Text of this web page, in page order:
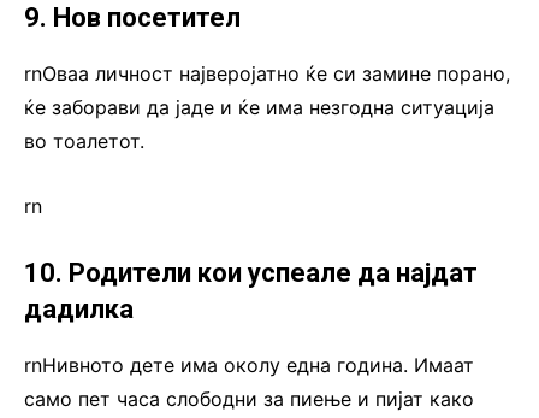
9. Нов посетител
rnОваа личност најверојатно ќе си замине порано,
ќе заборави да јаде и ќе има незгодна ситуација
во тоалетот.
rn
10. Родители кои успеале да најдат
дадилка
rnНивното дете има околу една година. Имаат
само пет часа слободни за пиење и пијат како